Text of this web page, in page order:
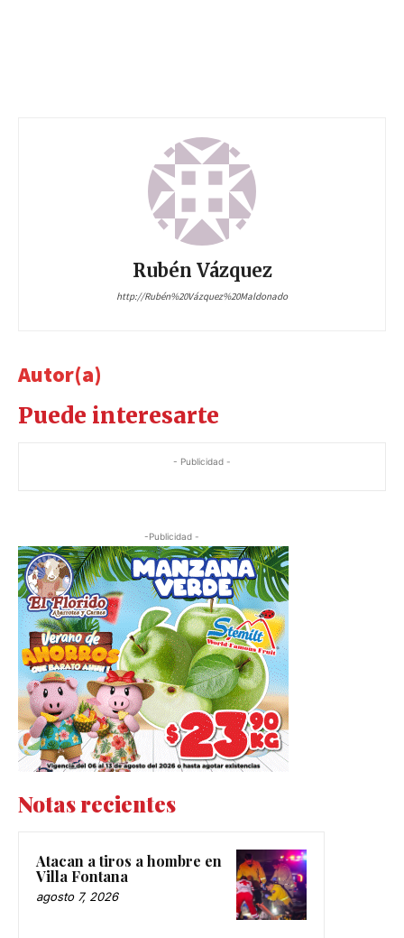
Rubén Vázquez
http://Rubén%20Vázquez%20Maldonado
Autor(a)
Puede interesarte
- Publicidad -
-Publicidad -
Notas recientes
Atacan a tiros a hombre en
Villa Fontana
agosto 7, 2026